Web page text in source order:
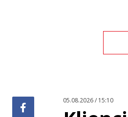
05.08.2026 / 15:10